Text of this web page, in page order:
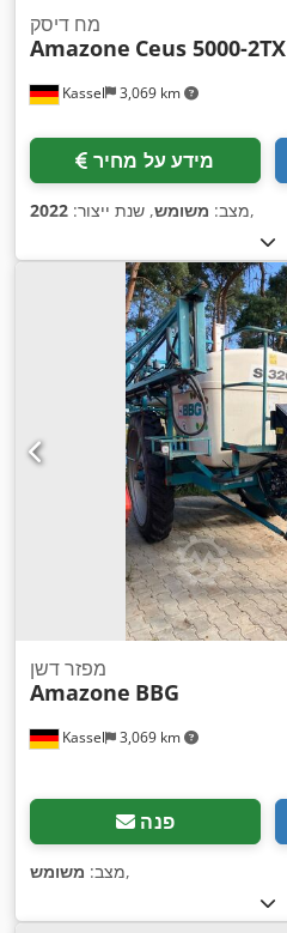
Kassel 3,069 km
מח דיסק
Amazone Ceus 5000-2TX
מידע על מחיר
מצב: משומש, שנת ייצור: 2022 ,
Kassel 3,069 km
מפזר דשן
Amazone BBG
פנה
מצב: משומש ,